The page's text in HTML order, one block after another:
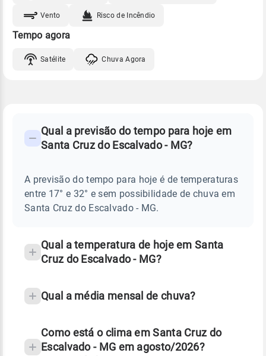
Vento Risco de Incêndio
Tempo agora
Satélite Chuva Agora
PREVISÃO
TEMPO
ESCALVADO
Perguntas
sobre
chuva
Qual a previsão do tempo para hoje em
Santa Cruz do Escalvado - MG?
A previsão do tempo para hoje é de temperaturas
entre 17° e 32° e sem possibilidade de chuva em
Santa Cruz do Escalvado - MG.
Qual a temperatura de hoje em Santa
Cruz do Escalvado - MG?
Qual a média mensal de chuva?
Como está o clima em Santa Cruz do
Escalvado - MG em agosto/2026?